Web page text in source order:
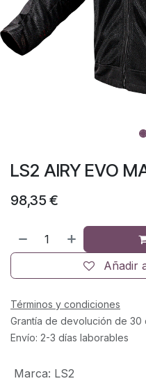
LS2 AIRY EVO
98,35 €
Añadir
Términos y condiciones
Grantía de devolución de 30
Envío: 2-3 días laborables
Marca: LS2